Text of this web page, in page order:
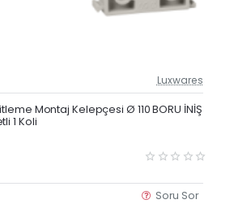
Güncel Fiyat
Yeni Ürün
Luxwares
Montaj Kelepçesi Ø 110 BORU İNİŞ
1 Koli
Soru Sor